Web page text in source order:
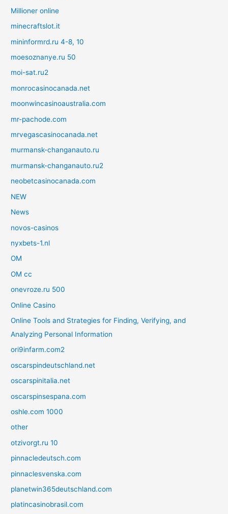
Millioner online
minecraftslot.it
mininformrd.ru 4-8, 10
moesoznanye.ru 50
moi-sat.ru2
monrocasinocanada.net
moonwincasinoaustralia.com
mr-pachode.com
mrvegascasinocanada.net
murmansk-changanauto.ru
murmansk-changanauto.ru2
neobetcasinocanada.com
NEW
News
novos-casinos
nyxbets-1.nl
OM
OM cc
onevroze.ru 500
Online Casino
Online Tools and Strategies for Finding, Verifying, and
Analyzing Personal Information
ori9infarm.com2
oscarspindeutschland.net
oscarspinitalia.net
oscarspinsespana.com
oshle.com 1000
other
otzivorgt.ru 10
pinnacledeutsch.com
pinnaclesvenska.com
planetwin365deutschland.com
platincasinobrasil.com